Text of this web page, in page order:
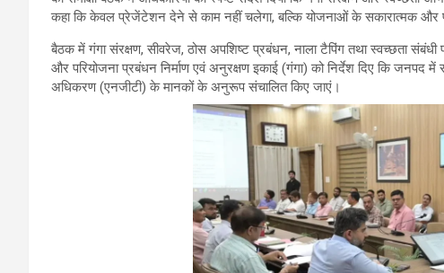
कहा कि केवल प्रेजेंटेशन देने से काम नहीं चलेगा, बल्कि योजनाओं के सकारात्मक और
बैठक में गंगा संरक्षण, सीवरेज, ठोस अपशिष्ट प्रबंधन, नाला टैपिंग तथा स्वच्छता
और परियोजना प्रबंधन निर्माण एवं अनुरक्षण इकाई (गंगा) को निर्देश दिए कि जनपद में
अधिकरण (एनजीटी) के मानकों के अनुरूप संचालित किए जाएं।